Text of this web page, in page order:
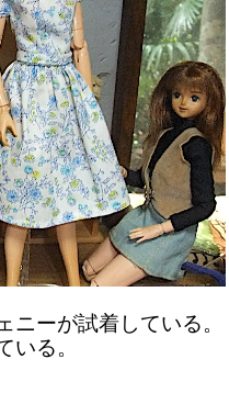
ニーが試着している。
いる。